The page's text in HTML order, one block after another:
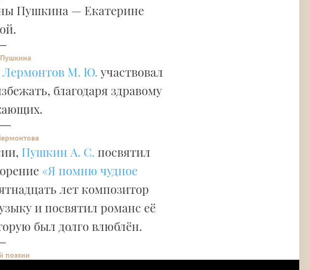
Пушкина — Екатерине
Лермонтов М. Ю. участвовал
благодаря здравому
Пушкин А. С. посвятил
«Я помню чудное
лет композитор
и посвятил романс её
был долго влюблён.
поэзии